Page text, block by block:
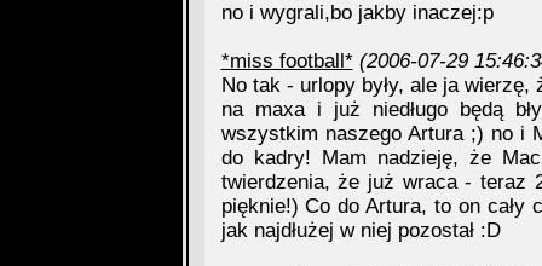
no i wygrali,bo jakby inaczej:p
*miss football* (2006-07-29
No tak - urlopy były, ale ja
na maxa i już niedługo będą
wszystkim naszego Artura ;) no i
do kadry! Mam nadzieję, że
twierdzenia, że już wraca - teraz
pięknie!) Co do Artura, to on
jak najdłużej w niej pozostał :D